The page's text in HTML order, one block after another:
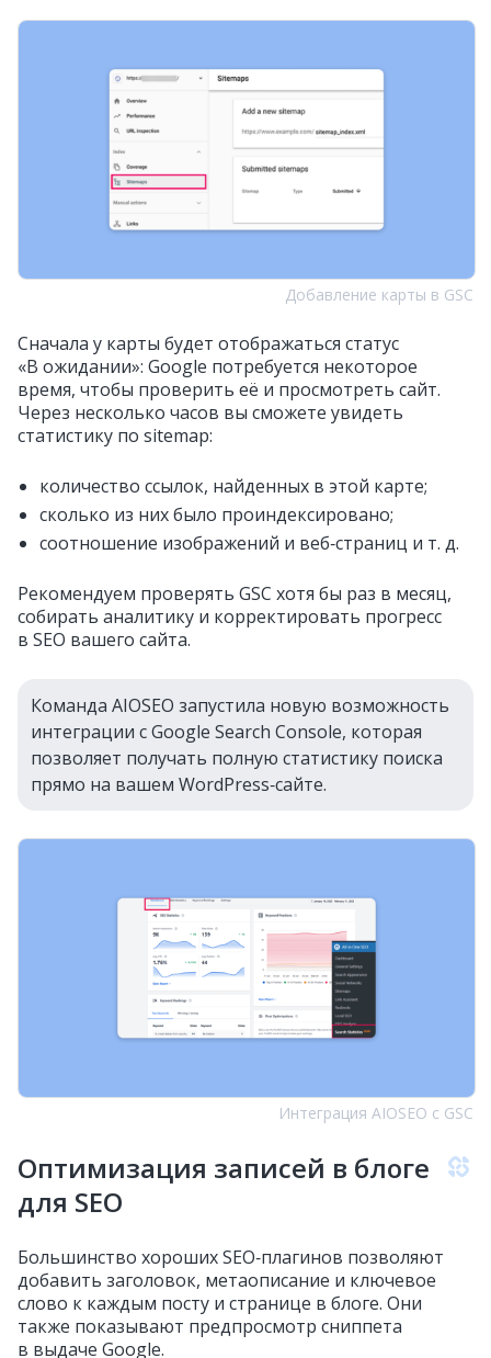
Добавление карты в GSC
Сначала у карты будет отображаться статус
«В ожидании»: Google потребуется некоторое
время, чтобы проверить её и просмотреть сайт.
Через несколько часов вы сможете увидеть
статистику по sitemap:
количество ссылок, найденных в этой карте;
сколько из них было проиндексировано;
соотношение изображений и веб‑страниц и т. д.
Рекомендуем проверять GSC хотя бы раз в месяц,
собирать аналитику и корректировать прогресс
в SEO вашего сайта.
Команда AIOSEO запустила новую возможность
интеграции с Google Search Console, которая
позволяет получать полную статистику поиска
прямо на вашем WordPress‑сайте.
Интеграция AIOSEO с GSC
Оптимизация записей в блоге
для SEO
Большинство хороших SEO‑плагинов позволяют
добавить заголовок, метаописание и ключевое
слово к каждым посту и странице в блоге. Они
также показывают предпросмотр сниппета
в выдаче Google.